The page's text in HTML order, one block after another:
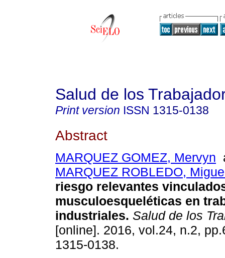
Salud de los
Print version ISSN 1315-0138
Abstract
MARQUEZ GOMEZ, Mervyn
MARQUEZ ROBLEDO,
riesgo relevantes
musculoesqueléticas en
industriales. Salud de los
[online]. 2016, vol.24, n.2,
1315-0138.